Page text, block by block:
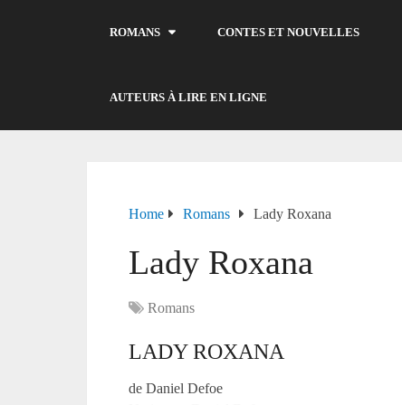
ROMANS CONTES ET NOUVELLES
AUTEURS À LIRE EN LIGNE
Home Romans Lady Roxana
Lady Roxana
Romans
LADY ROXANA
de Daniel Defoe